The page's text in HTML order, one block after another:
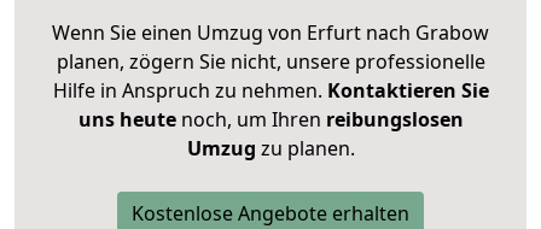
Wenn Sie einen Umzug von Erfurt nach Grabow
planen, zögern Sie nicht, unsere professionelle
Hilfe in Anspruch zu nehmen. Kontaktieren Sie
uns heutenoch, um Ihren reibungslosen
Umzug zu planen.
Kostenlose Angebote erhalten